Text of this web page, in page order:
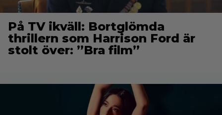
På TV ikväll: Bortglömda
thrillern som Harrison Ford är
stolt över: ”Bra film”